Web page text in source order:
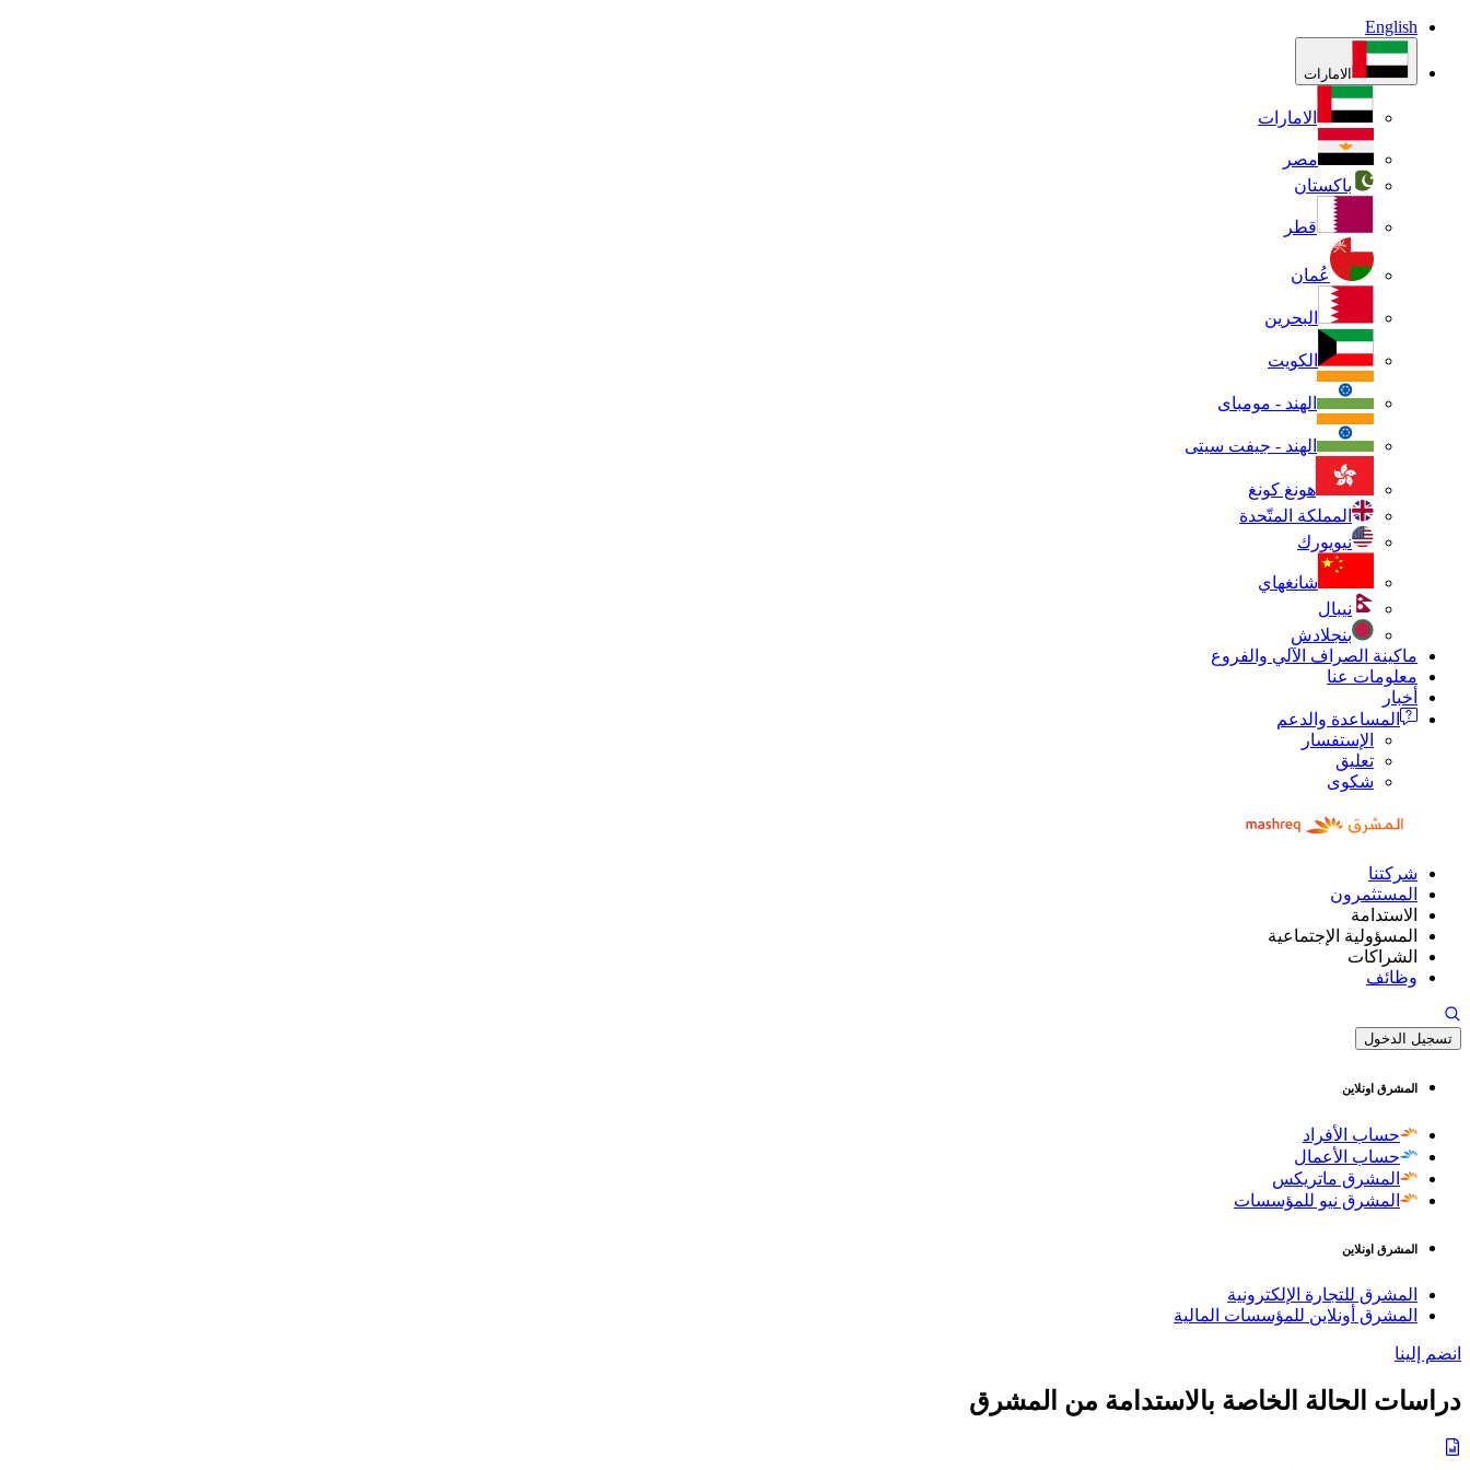
English
الامارات
الامارات
مصر
باكستان
قطر
عُمان
البحرين
الكويت
الهند - مومباى
الهند - جيفت سيتى
هونغ كونغ
المملكة المتّحدة
نيويورك
شانغهاي
نيبال
بنجلادش
ماكينة الصراف الآلي والفروع
معلومات عنا
أخبار
المساعدة والدعم
الإستفسار
تعليق
شكوى
شركتنا
المستثمرون
الاستدامة
المسؤولية الإجتماعية
الشراكات
وظائف
تسجيل الدخول
المشرق اونلاين
حساب الأفراد
حساب الأعمال
المشرق ماتريكس
المشرق نيو للمؤسسات
المشرق اونلاين
المشرق للتجارة الإلكترونية
المشرق أونلاين للمؤسسات المالية
انضم إلينا
دراسات الحالة الخاصة بالاستدامة من المشرق